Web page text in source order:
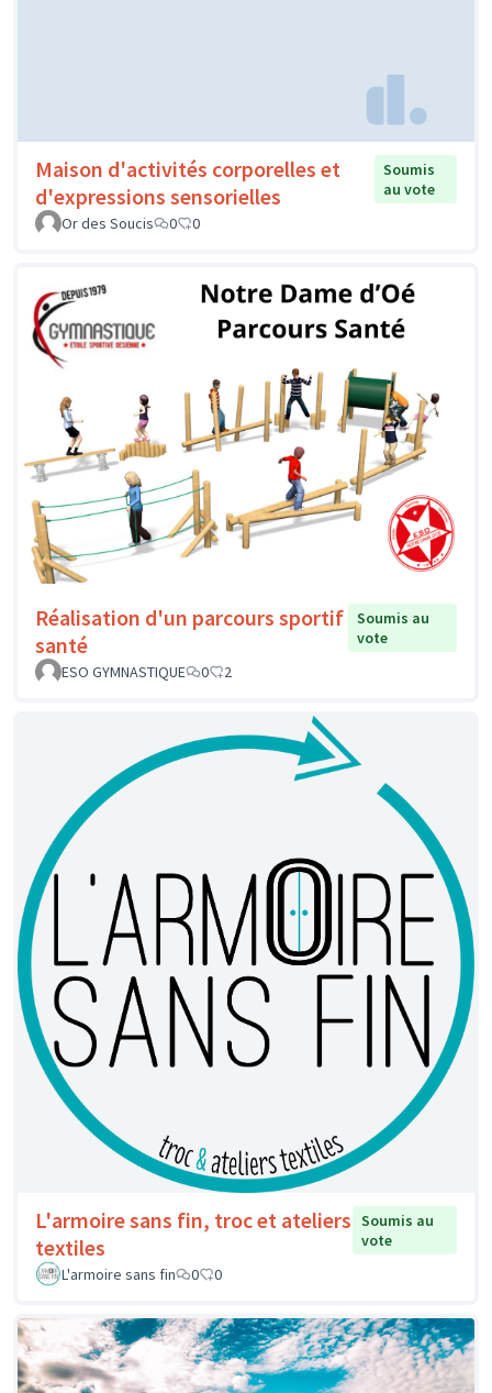
Maison d'activités corporelles et
d'expressions sensorielles
Soumis
au vote
Or des Soucis
0 0
Réalisation d'un parcours sportif
santé
Soumis au
vote
ESO GYMNASTIQUE
0 2
L'armoire sans fin, troc et ateliers
textiles
Soumis au
vote
L'armoire sans fin
0 0